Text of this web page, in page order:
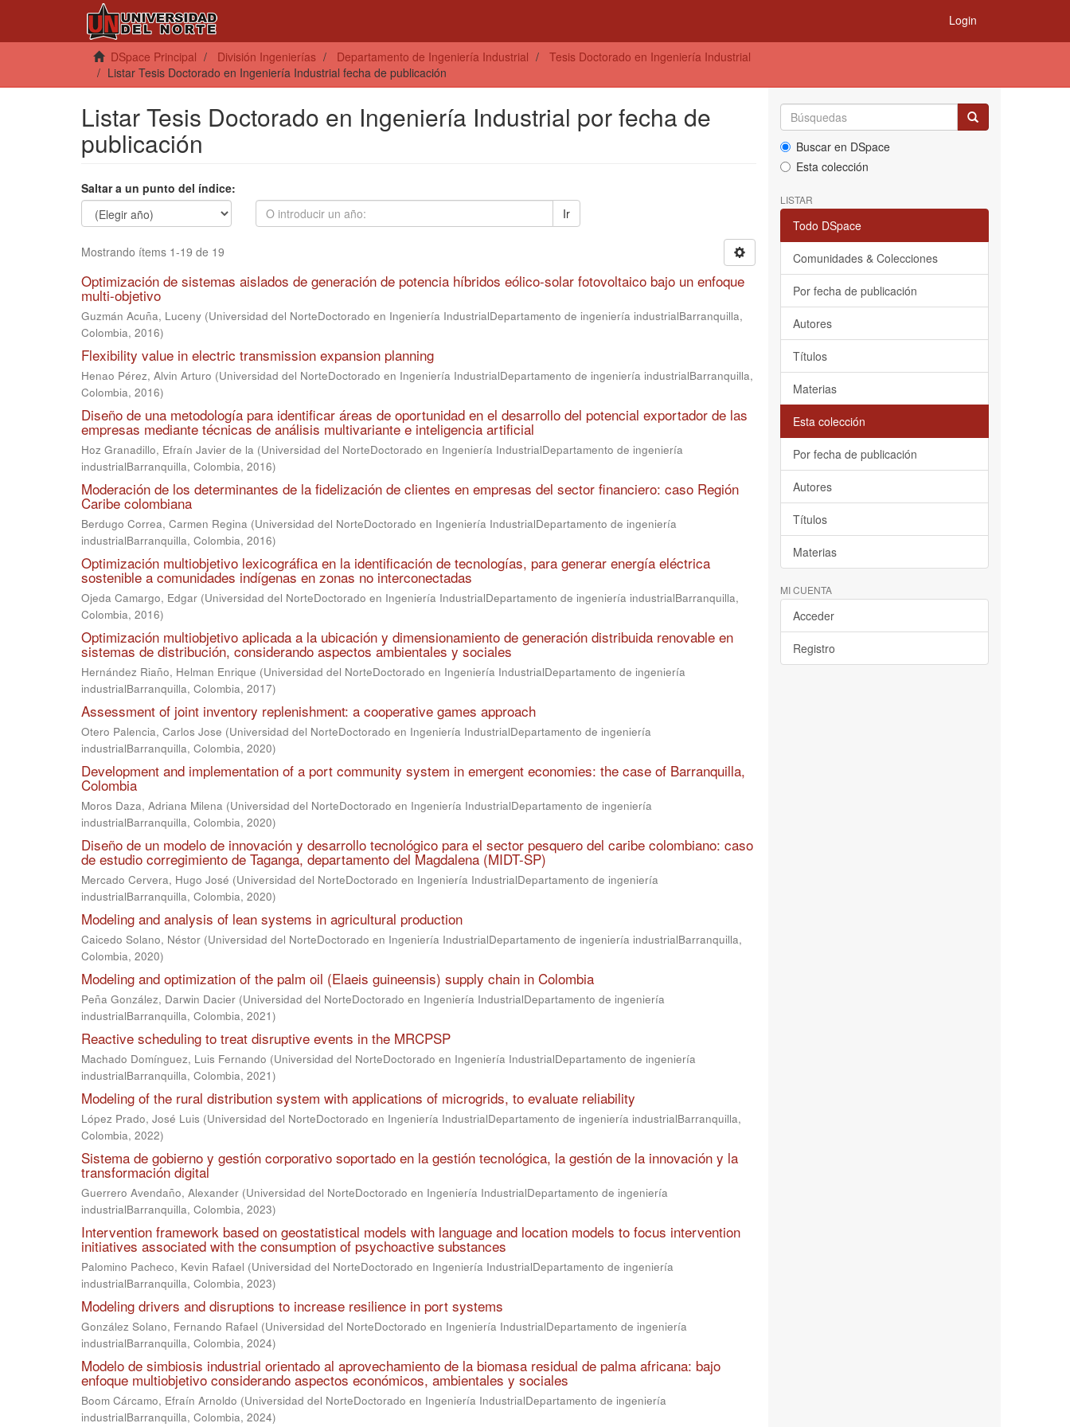
Login
DSpace Principal División Ingenierías Departamento de Ingeniería Industrial
Tesis Doctorado en Ingeniería Industrial
Listar Tesis Doctorado en Ingeniería Industrial fecha de publicación
Listar Tesis Doctorado en Ingeniería Industrial por fecha de
publicación
Saltar a un punto del índice:
Ir
Mostrando ítems 1-19 de 19
Optimización de sistemas aislados de generación de potencia híbridos eólico-solar fotovoltaico bajo un enfoque
multi-objetivo
Guzmán Acuña, Luceny (Universidad del NorteDoctorado en Ingeniería IndustrialDepartamento de ingeniería industrialBarranquilla,
Colombia, 2016)
Flexibility value in electric transmission expansion planning
Henao Pérez, Alvin Arturo (Universidad del NorteDoctorado en Ingeniería IndustrialDepartamento de ingeniería industrialBarranquilla,
Colombia, 2016)
Diseño de una metodología para identificar áreas de oportunidad en el desarrollo del potencial exportador de las
empresas mediante técnicas de análisis multivariante e inteligencia artificial
Hoz Granadillo, Efraín Javier de la (Universidad del NorteDoctorado en Ingeniería IndustrialDepartamento de ingeniería
industrialBarranquilla, Colombia, 2016)
Moderación de los determinantes de la fidelización de clientes en empresas del sector financiero: caso Región
Caribe colombiana
Berdugo Correa, Carmen Regina (Universidad del NorteDoctorado en Ingeniería IndustrialDepartamento de ingeniería
industrialBarranquilla, Colombia, 2016)
Optimización multiobjetivo lexicográfica en la identificación de tecnologías, para generar energía eléctrica
sostenible a comunidades indígenas en zonas no interconectadas
Ojeda Camargo, Edgar (Universidad del NorteDoctorado en Ingeniería IndustrialDepartamento de ingeniería industrialBarranquilla,
Colombia, 2016)
Optimización multiobjetivo aplicada a la ubicación y dimensionamiento de generación distribuida renovable en
sistemas de distribución, considerando aspectos ambientales y sociales
Hernández Riaño, Helman Enrique (Universidad del NorteDoctorado en Ingeniería IndustrialDepartamento de ingeniería
industrialBarranquilla, Colombia, 2017)
Assessment of joint inventory replenishment: a cooperative games approach
Otero Palencia, Carlos Jose (Universidad del NorteDoctorado en Ingeniería IndustrialDepartamento de ingeniería
industrialBarranquilla, Colombia, 2020)
Development and implementation of a port community system in emergent economies: the case of Barranquilla,
Colombia
Moros Daza, Adriana Milena (Universidad del NorteDoctorado en Ingeniería IndustrialDepartamento de ingeniería
industrialBarranquilla, Colombia, 2020)
Diseño de un modelo de innovación y desarrollo tecnológico para el sector pesquero del caribe colombiano: caso
de estudio corregimiento de Taganga, departamento del Magdalena (MIDT-SP)
Mercado Cervera, Hugo José (Universidad del NorteDoctorado en Ingeniería IndustrialDepartamento de ingeniería
industrialBarranquilla, Colombia, 2020)
Modeling and analysis of lean systems in agricultural production
Caicedo Solano, Néstor (Universidad del NorteDoctorado en Ingeniería IndustrialDepartamento de ingeniería industrialBarranquilla,
Colombia, 2020)
Modeling and optimization of the palm oil (Elaeis guineensis) supply chain in Colombia
Peña González, Darwin Dacier (Universidad del NorteDoctorado en Ingeniería IndustrialDepartamento de ingeniería
industrialBarranquilla, Colombia, 2021)
Reactive scheduling to treat disruptive events in the MRCPSP
Machado Domínguez, Luis Fernando (Universidad del NorteDoctorado en Ingeniería IndustrialDepartamento de ingeniería
industrialBarranquilla, Colombia, 2021)
Modeling of the rural distribution system with applications of microgrids, to evaluate reliability
López Prado, José Luis (Universidad del NorteDoctorado en Ingeniería IndustrialDepartamento de ingeniería industrialBarranquilla,
Colombia, 2022)
Sistema de gobierno y gestión corporativo soportado en la gestión tecnológica, la gestión de la innovación y la
transformación digital
Guerrero Avendaño, Alexander (Universidad del NorteDoctorado en Ingeniería IndustrialDepartamento de ingeniería
industrialBarranquilla, Colombia, 2023)
Intervention framework based on geostatistical models with language and location models to focus intervention
initiatives associated with the consumption of psychoactive substances
Palomino Pacheco, Kevin Rafael (Universidad del NorteDoctorado en Ingeniería IndustrialDepartamento de ingeniería
industrialBarranquilla, Colombia, 2023)
Modeling drivers and disruptions to increase resilience in port systems
González Solano, Fernando Rafael (Universidad del NorteDoctorado en Ingeniería IndustrialDepartamento de ingeniería
industrialBarranquilla, Colombia, 2024)
Modelo de simbiosis industrial orientado al aprovechamiento de la biomasa residual de palma africana: bajo
enfoque multiobjetivo considerando aspectos económicos, ambientales y sociales
Boom Cárcamo, Efraín Arnoldo (Universidad del NorteDoctorado en Ingeniería IndustrialDepartamento de ingeniería
industrialBarranquilla, Colombia, 2024)
Buscar en DSpace
Esta colección
LISTAR
Todo DSpace
Comunidades & Colecciones
Por fecha de publicación
Autores
Títulos
Materias
Esta colección
Por fecha de publicación
Autores
Títulos
Materias
MI CUENTA
Acceder
Registro